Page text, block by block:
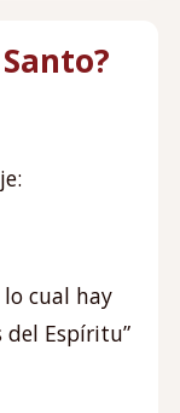
lo cual hay
del Espíritu”